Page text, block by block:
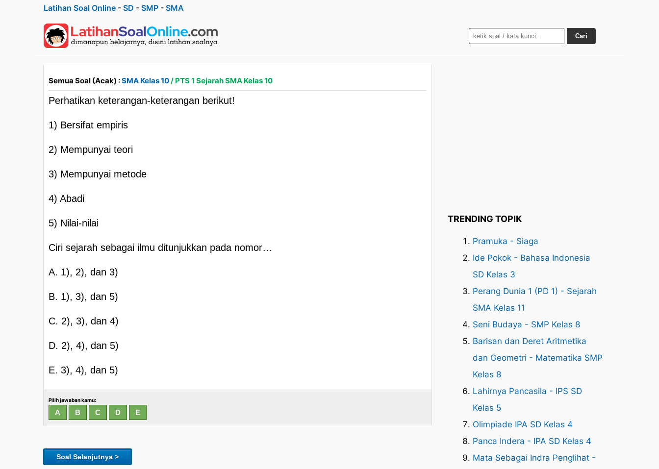
Latihan Soal Online - SD - SMP - SMA
Cari
Semua Soal (Acak) :SMA Kelas 10/ PTS 1 Sejarah SMA Kelas 10
Perhatikan keterangan-keterangan berikut!
1) Bersifat empiris
2) Mempunyai teori
3) Mempunyai metode
4) Abadi
5) Nilai-nilai
Ciri sejarah sebagai ilmu ditunjukkan pada nomor…
A. 1), 2), dan 3)
B. 1), 3), dan 5)
C. 2), 3), dan 4)
D. 2), 4), dan 5)
E. 3), 4), dan 5)
Pilih jawaban kamu:
Soal Selanjutnya >
TRENDING TOPIK
Pramuka - Siaga
Ide Pokok - Bahasa Indonesia
SD Kelas 3
Perang Dunia 1 (PD 1) - Sejarah
SMA Kelas 11
Seni Budaya - SMP Kelas 8
Barisan dan Deret Aritmetika
dan Geometri - Matematika SMP
Kelas 8
Lahirnya Pancasila - IPS SD
Kelas 5
Olimpiade IPA SD Kelas 4
Panca Indera - IPA SD Kelas 4
Mata Sebagai Indra Penglihat -